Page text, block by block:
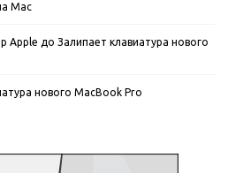
Mac
Apple до Залипает клавиатура нового
нового MacBook Pro